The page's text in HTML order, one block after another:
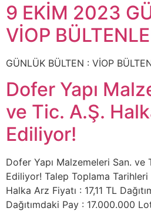
9 EKİM 2023
VİOP
GÜNLÜK BÜLTEN : VİOP
Dofer Yapı
ve Tic. A.Ş.
Ediliyor!
Dofer Yapı Malzemeleri San. ve
Ediliyor! Talep Toplama Tarihleri
Halka Arz Fiyatı : 17,11 TL
Dağıtımdaki Pay : 17.000.000